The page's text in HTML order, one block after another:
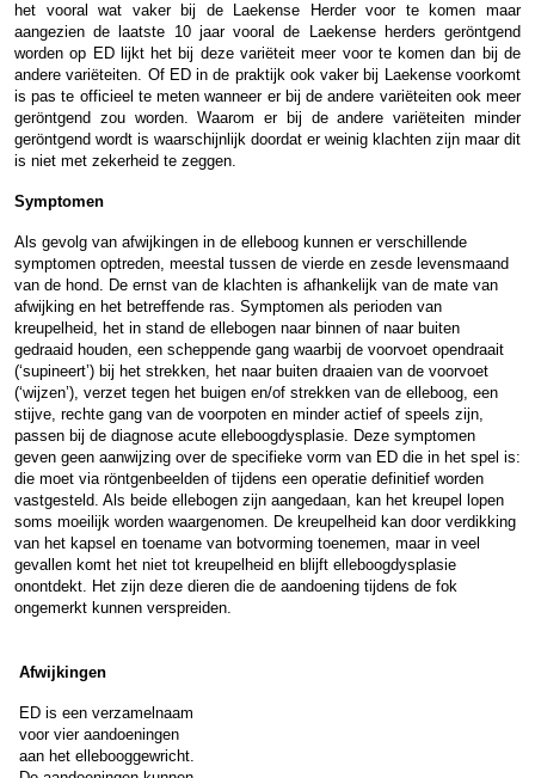
het vooral wat vaker bij de Laekense Herder voor te komen maar
aangezien de laatste 10 jaar vooral de Laekense herders geröntgend
worden op ED lijkt het bij deze variëteit meer voor te komen dan bij de
andere variëteiten. Of ED in de praktijk ook vaker bij Laekense voorkomt
is pas te officieel te meten wanneer er bij de andere variëteiten ook meer
geröntgend zou worden. Waarom er bij de andere variëteiten minder
geröntgend wordt is waarschijnlijk doordat er weinig klachten zijn maar dit
is niet met zekerheid te zeggen.
Symptomen
Als gevolg van afwijkingen in de elleboog kunnen er verschillende
symptomen optreden, meestal tussen de vierde en zesde levensmaand
van de hond. De ernst van de klachten is afhankelijk van de mate van
afwijking en het betreffende ras. Symptomen als perioden van
kreupelheid, het in stand de ellebogen naar binnen of naar buiten
gedraaid houden, een scheppende gang waarbij de voorvoet opendraait
(‘supineert’) bij het strekken, het naar buiten draaien van de voorvoet
(‘wijzen’), verzet tegen het buigen en/of strekken van de elleboog, een
stijve, rechte gang van de voorpoten en minder actief of speels zijn,
passen bij de diagnose acute elleboogdysplasie. Deze symptomen
geven geen aanwijzing over de specifieke vorm van ED die in het spel is:
die moet via röntgenbeelden of tijdens een operatie definitief worden
vastgesteld. Als beide ellebogen zijn aangedaan, kan het kreupel lopen
soms moeilijk worden waargenomen. De kreupelheid kan door verdikking
van het kapsel en toename van botvorming toenemen, maar in veel
gevallen komt het niet tot kreupelheid en blijft elleboogdysplasie
onontdekt. Het zijn deze dieren die de aandoening tijdens de fok
ongemerkt kunnen verspreiden.
Afwijkingen
ED is een verzamelnaam
voor vier aandoeningen
aan het ellebooggewricht.